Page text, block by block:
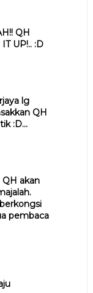
QH
UP!.. :D
lg
QH
:D...
akan
pembaca